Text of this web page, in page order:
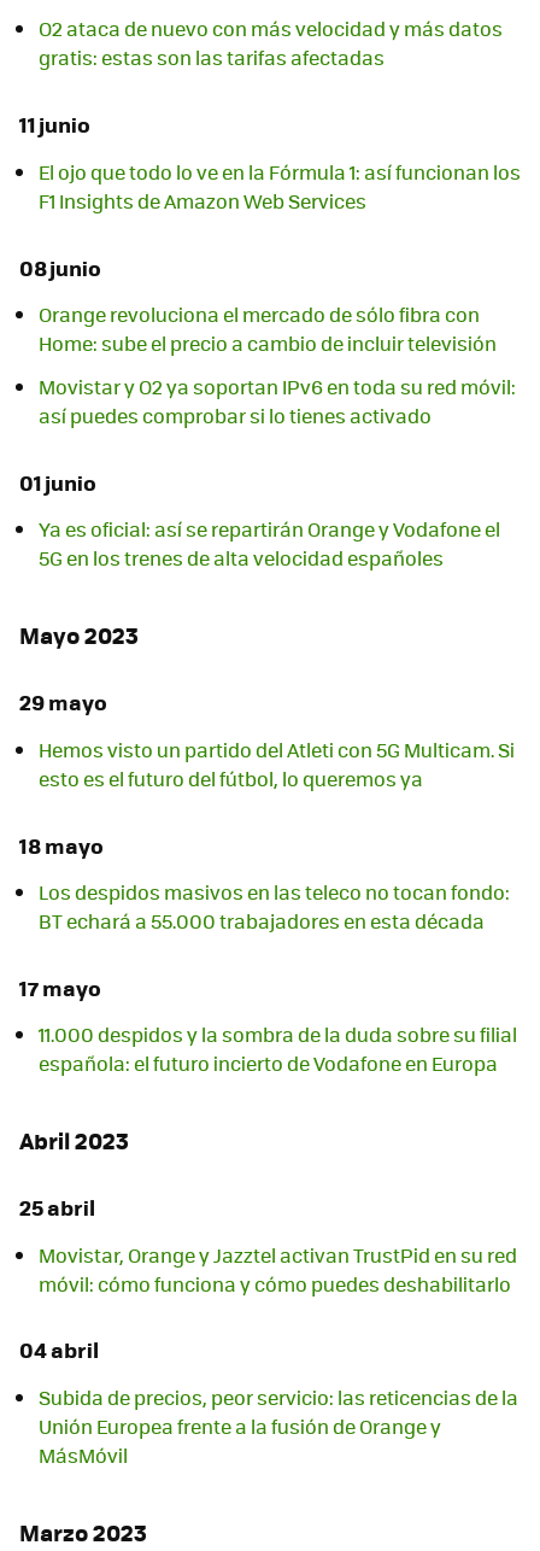
O2 ataca de nuevo con más velocidad y más datos
gratis: estas son las tarifas afectadas
11 junio
El ojo que todo lo ve en la Fórmula 1: así funcionan los
F1 Insights de Amazon Web Services
08 junio
Orange revoluciona el mercado de sólo fibra con
Home: sube el precio a cambio de incluir televisión
Movistar y O2 ya soportan IPv6 en toda su red móvil:
así puedes comprobar si lo tienes activado
01 junio
Ya es oficial: así se repartirán Orange y Vodafone el
5G en los trenes de alta velocidad españoles
Mayo 2023
29 mayo
Hemos visto un partido del Atleti con 5G Multicam. Si
esto es el futuro del fútbol, lo queremos ya
18 mayo
Los despidos masivos en las teleco no tocan fondo:
BT echará a 55.000 trabajadores en esta década
17 mayo
11.000 despidos y la sombra de la duda sobre su filial
española: el futuro incierto de Vodafone en Europa
Abril 2023
25 abril
Movistar, Orange y Jazztel activan TrustPid en su red
móvil: cómo funciona y cómo puedes deshabilitarlo
04 abril
Subida de precios, peor servicio: las reticencias de la
Unión Europea frente a la fusión de Orange y
MásMóvil
Marzo 2023